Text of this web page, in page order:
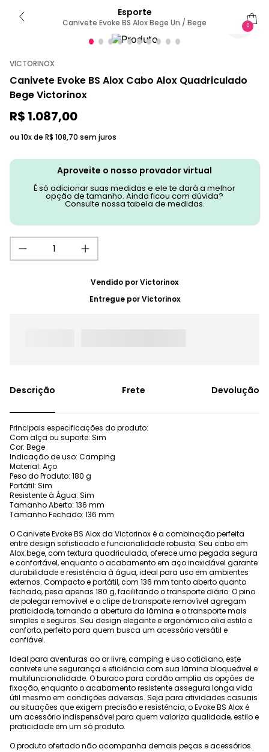
Esporte
Canivete Evoke BS Alox Bege Un / Bege 0
VICTORINOX
Canivete Evoke BS Alox Cabo Alox Quadriculado
Bege Victorinox
R$ 1.087,00
ou 10x de R$ 108,70 sem juros
Aproveite o nosso provador virtual
É só adicionar suas medidas e ele te dará a melhor
opção de tamanho. Ainda ficou com dúvida?
Consulte nossa tabela de medidas.
Vendido porVictorinox
Entregue porVictorinox
Frete Devolução
Principais especificações do produto:
Com alça ou suporte: Sim
Cor: Bege
Indicação de uso: Camping
Material: Aço
Peso do Produto: 180 g
Portátil: Sim
Resistente à Água: Sim
Tamanho Aberto: 136 mm
Tamanho Fechado: 136 mm
O Canivete Evoke BS Alox da Victorinox é a combinação perfeita
entre design sofisticado e funcionalidade robusta. Seu cabo em
Alox bege, com textura quadriculada, oferece uma pegada segura
e confortável, enquanto o acabamento em aço inoxidável garante
durabilidade e resistência à água, ideal para uso em ambientes
externos. Compacto e portátil, com 136 mm tanto aberto quanto
fechado, pesa apenas 180 g, facilitando o transporte diário. O pino
de polegar removível e o clipe de transporte removível agregam
praticidade, tornando a abertura da lâmina e o transporte mais
simples e seguros. Seu design elegante e ergonômico alia estilo e
conforto, perfeito para quem busca um acessório versátil e
confiável.
Ideal para aventuras ao ar livre, camping e uso cotidiano, este
canivete une segurança e eficiência com sua lâmina bloqueável e
multifuncionalidade. O buraco para cordão amplia as opções de
fixação, enquanto o acabamento resistente assegura longa vida
útil mesmo em condições adversas. Seja para atividades casuais
ou situações que exigem precisão e resistência, o Evoke BS Alox é
um acessório indispensável para quem valoriza qualidade, estilo e
praticidade em um só produto.
O produto ofertado não acompanha demais peças e acessórios.